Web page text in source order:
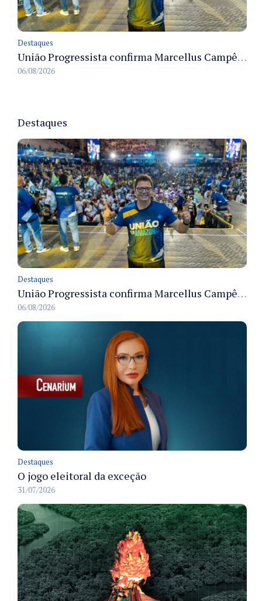
Destaques
União Progressista confirma Marcellus Campêlo como candidato a deputado estadual
06/08/2026
Destaques
Destaques
União Progressista confirma Marcellus Campêlo como candidato a deputado estadual
06/08/2026
Destaques
O jogo eleitoral da exceção
31/07/2026